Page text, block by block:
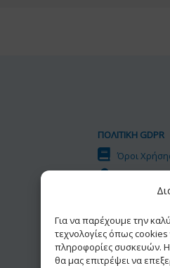
Για να παρέχουμε την
τεχνολογίες όπως
πληροφορίες συσκευών. Η
θα μας επιτρέψει να
ΠΟΛΙΤΙΚΗ GDPR
Όροι
Πολιτική
Δήλωση